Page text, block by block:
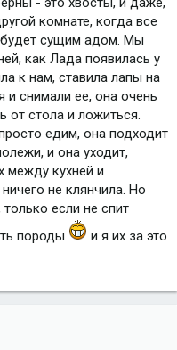
комнате, когда все
будет сущим адом. Мы
как Лада появилась у
к нам, ставила лапы на
и снимали ее, она очень
от стола и ложиться.
едим, она подходит
и она уходит,
между кухней и
не клянчила. Но
если не спит
породы
и я их за это